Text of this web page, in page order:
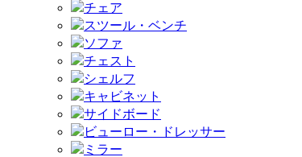
チェア
スツール・ベンチ
ソファ
チェスト
シェルフ
キャビネット
サイドボード
ビューロー・ドレッサー
ミラー